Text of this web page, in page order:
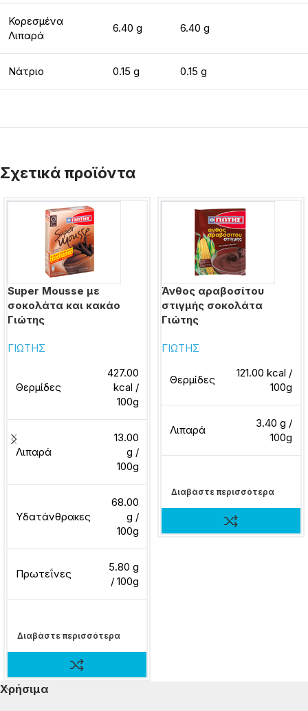
Κορεσμένα
Λιπαρά
6.40 g 6.40 g
Νάτριο 0.15 g 0.15 g
Σχετικά προϊόντα
Super Mousse με
σοκολάτα και κακάο
Γιώτης
ΓΙΩΤΗΣ
Θερμίδες
427.00
kcal /
100g
Λιπαρά
13.00
g /
100g
Υδατάνθρακες
68.00
g /
100g
Πρωτεΐνες
5.80 g
/ 100g
Διαβάστε περισσότερα
Άνθος αραβοσίτου
στιγμής σοκολάτα
Γιώτης
ΓΙΩΤΗΣ
Θερμίδες
121.00 kcal /
100g
Λιπαρά
3.40 g /
100g
Διαβάστε περισσότερα
Χρήσιμα